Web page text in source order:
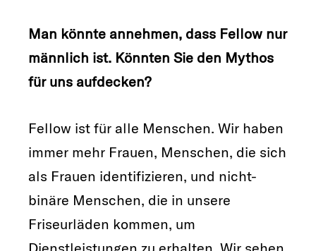
Man könnte annehmen, dass Fellow nur
männlich ist. Könnten Sie den Mythos
für uns aufdecken?
Fellow ist für alle Menschen. Wir haben
immer mehr Frauen, Menschen, die sich
als Frauen identifizieren, und nicht-
binäre Menschen, die in unsere
Friseurläden kommen, um